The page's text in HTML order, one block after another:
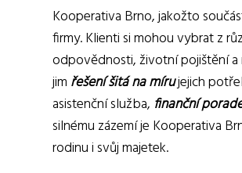
Kooperativa Brno, jakožto
firmy. Klienti si mohou vybrat z
odpovědnosti, životní pojištění a
jim řešení šitá na mírujejich
asistenční služba, finanční
silnému zázemí je Kooperativa
rodinu i svůj majetek.